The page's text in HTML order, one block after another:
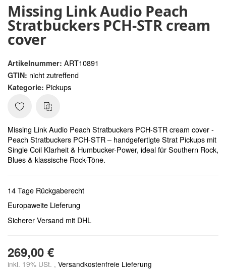
Missing Link Audio Peach
Stratbuckers PCH-STR cream
cover
Artikelnummer: ART10891
GTIN: nicht zutreffend
Kategorie: Pickups
Missing Link Audio Peach Stratbuckers PCH-STR cream cover -
Peach Stratbuckers PCH-STR – handgefertigte Strat Pickups mit
Single Coil Klarheit & Humbucker-Power, ideal für Southern Rock,
Blues & klassische Rock-Töne.
14 Tage Rückgaberecht
Europaweite Lieferung
Sicherer Versand mit DHL
269,00 €
inkl. 19% USt. , Versandkostenfreie Lieferung